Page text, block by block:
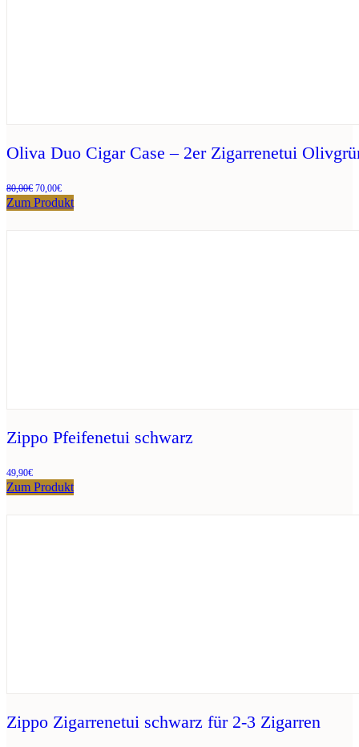
Oliva Duo Cigar Case – 2er Zigarrenetui
80,00€ Ursprünglicher
Preis
war:
70,00€Aktueller
Preis
ist:
Zum Produkt
Zippo Pfeifenetui schwarz
49,90€
Zum Produkt
Zippo Zigarrenetui schwarz für 2-3 Zigarren